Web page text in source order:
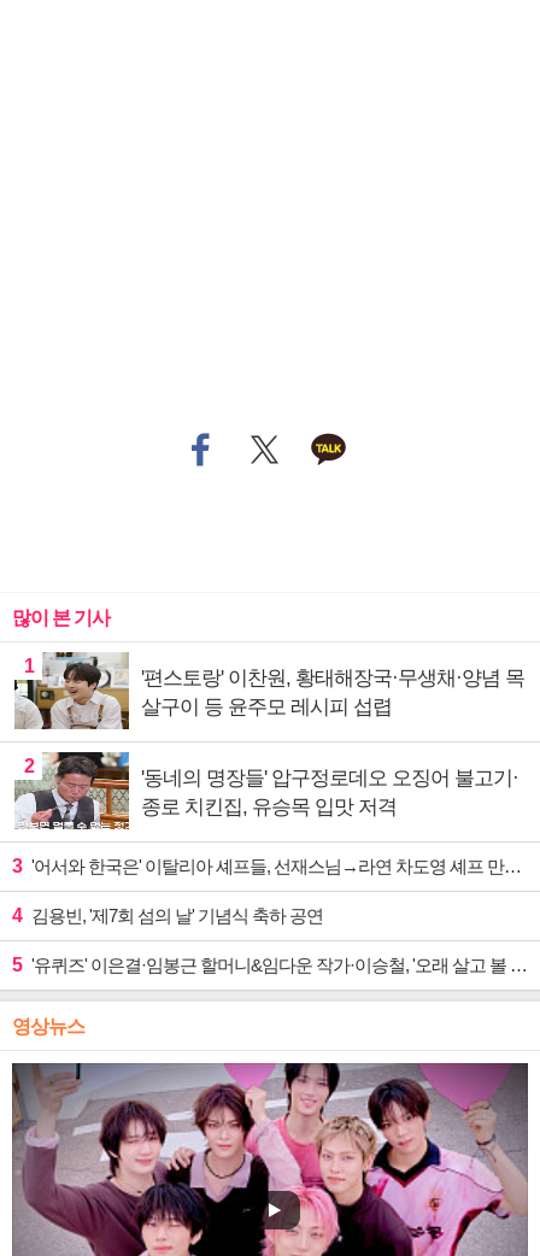
많이 본 기사
1
'편스토랑' 이찬원, 황태해장국·무생채·양념 목
살구이 등 윤주모 레시피 섭렵
2
'동네의 명장들' 압구정로데오 오징어 불고기·
종로 치킨집, 유승목 입맛 저격
3 '어서와 한국은' 이탈리아 셰프들, 선재스님→라연 차도영 셰프 만난다
4 김용빈, '제7회 섬의 날' 기념식 축하 공연
5 '유퀴즈' 이은결·임봉근 할머니&임다운 작가·이승철, '오래 살고 볼 일' 특집 출격
영상뉴스